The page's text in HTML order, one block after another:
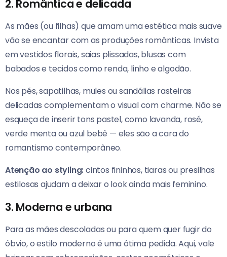
2. Romântica e delicada
As mães (ou filhas) que amam uma estética mais suave
vão se encantar com as produções românticas. Invista
em vestidos florais, saias plissadas, blusas com
babados e tecidos como renda, linho e algodão.
Nos pés, sapatilhas, mules ou sandálias rasteiras
delicadas complementam o visual com charme. Não se
esqueça de inserir tons pastel, como lavanda, rosé,
verde menta ou azul bebê — eles são a cara do
romantismo contemporâneo.
Atenção ao styling:cintos fininhos, tiaras ou presilhas
estilosas ajudam a deixar o look ainda mais feminino.
3. Moderna e urbana
Para as mães descoladas ou para quem quer fugir do
óbvio, o estilo moderno é uma ótima pedida. Aqui, vale